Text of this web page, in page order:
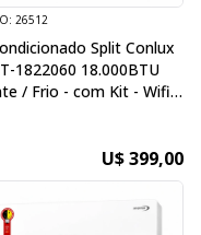
26512
Split Conlux
1822060 18.000BTU
/ Frio - com Kit - Wifi -
U$ 399,00